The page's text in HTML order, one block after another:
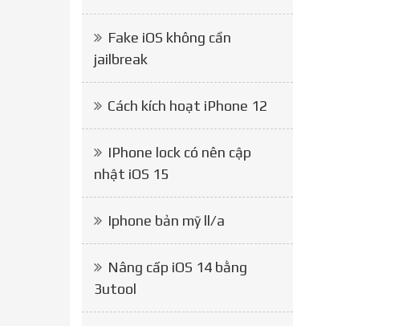
Fake iOS không cần
jailbreak
Cách kích hoạt iPhone 12
IPhone lock có nên cập
nhật iOS 15
Iphone bản mỹ ll/a
Nâng cấp iOS 14 bằng
3utool